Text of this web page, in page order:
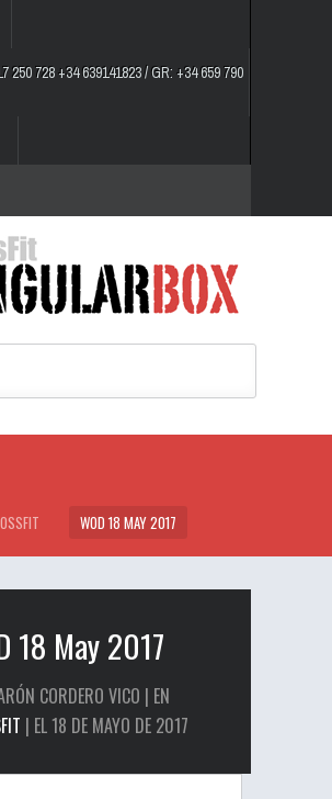
250 728 +34 639141823 / GR: +34 659 790
WOD 18 MAY 2017
18 May 2017
CORDERO VICO | EN
| EL 18 DE MAYO DE 2017